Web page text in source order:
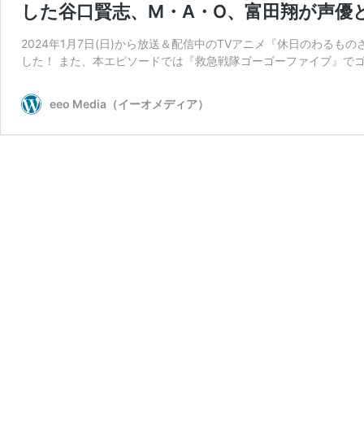
した谷口賢志、M・A・O、富田翔が声優
2024年1月7日(日)から放送＆配信中のTVアニメ『休日のわるも
した！ また、本エピソードでは『救急戦隊ゴーゴーファイブ』
eeo Media（イーオメディア）